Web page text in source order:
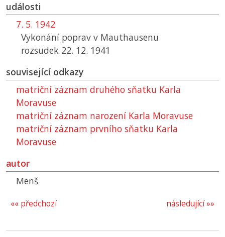
události
7. 5. 1942
Vykonání poprav v Mauthausenu
rozsudek 22. 12. 1941
související odkazy
matriční záznam druhého sňatku Karla
Moravuse
matriční záznam narození Karla Moravuse
matriční záznam prvního sňatku Karla
Moravuse
autor
Menš
následující »»
«« předchozí